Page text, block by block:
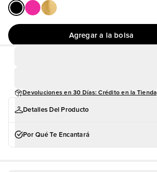
Agregar a la bolsa
Devoluciones en 30 Días: Crédito en la Tienda
Detalles Del Producto
Por Qué Te Encantará